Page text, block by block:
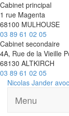
Cabinet principal
1 rue Magenta
68100 MULHOUSE
03 89 61 02 05
Cabinet secondaire
4A, Rue de la Vieille
68130 ALTKIRCH
03 89 61 02 05
Nicolas Jander
Menu